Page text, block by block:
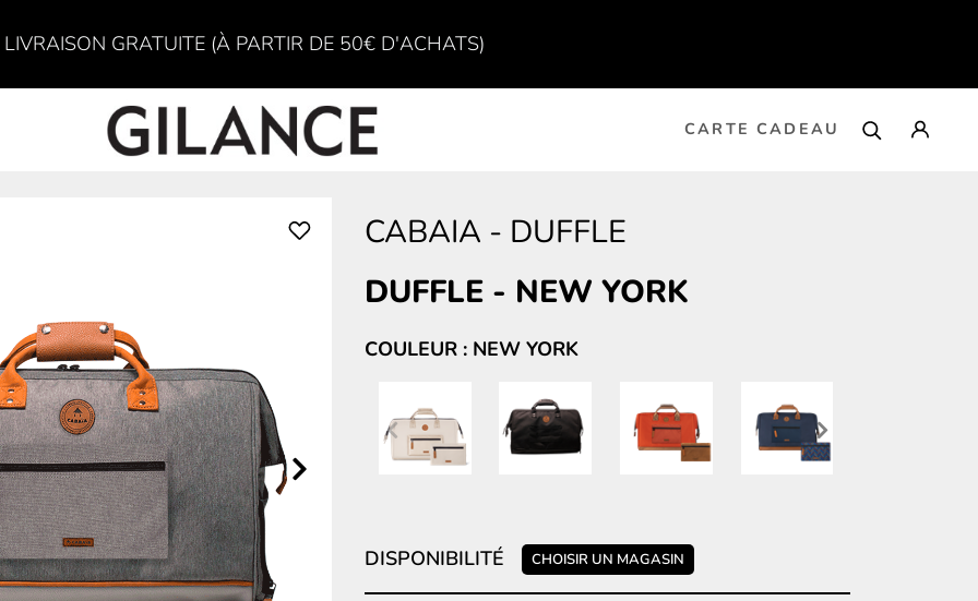
LIVRAISON GRATUITE (À PARTIR DE 50€ D'ACHATS)
CARTE CADEAU
CABAIA - DUFFLE
DUFFLE- NEW YORK
COULEUR : NEW YORK
DISPONIBILITÉ CHOISIR UN MAGASIN